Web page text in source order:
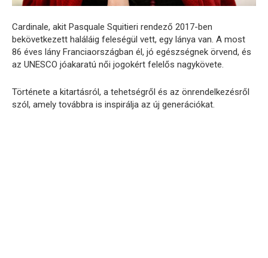
Cardinale, akit Pasquale Squitieri rendező 2017-ben
bekövetkezett haláláig feleségül vett, egy lánya van. A most
86 éves lány Franciaországban él, jó egészségnek örvend, és
az UNESCO jóakaratú női jogokért felelős nagykövete.
Története a kitartásról, a tehetségről és az önrendelkezésről
szól, amely továbbra is inspirálja az új generációkat.